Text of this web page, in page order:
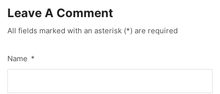
Leave A Comment
All fields marked with an asterisk (*) are required
Name *